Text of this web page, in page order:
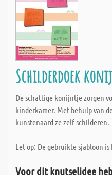
Schilderdoek
De schattige konijntje zorgen
kinderkamer. Met behulp van
kunstenaard ze zelf schilderen.
Let op: De gebruikte sjabloon
Voor dit knutselidee